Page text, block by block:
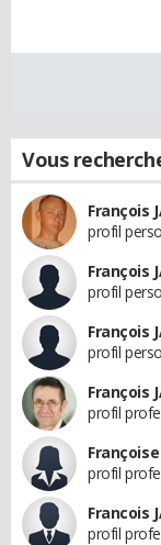
Vous
François
profil
François
profil
François
profil
François
profil
Françoise
profil
Francois
profil